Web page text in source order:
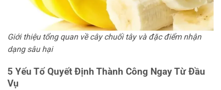
Giới thiệu tổng quan về cây chuối tây và đặc điểm nhận
dạng sâu hại
5 Yếu Tố Quyết Định Thành Công Ngay Từ Đầu
Vụ